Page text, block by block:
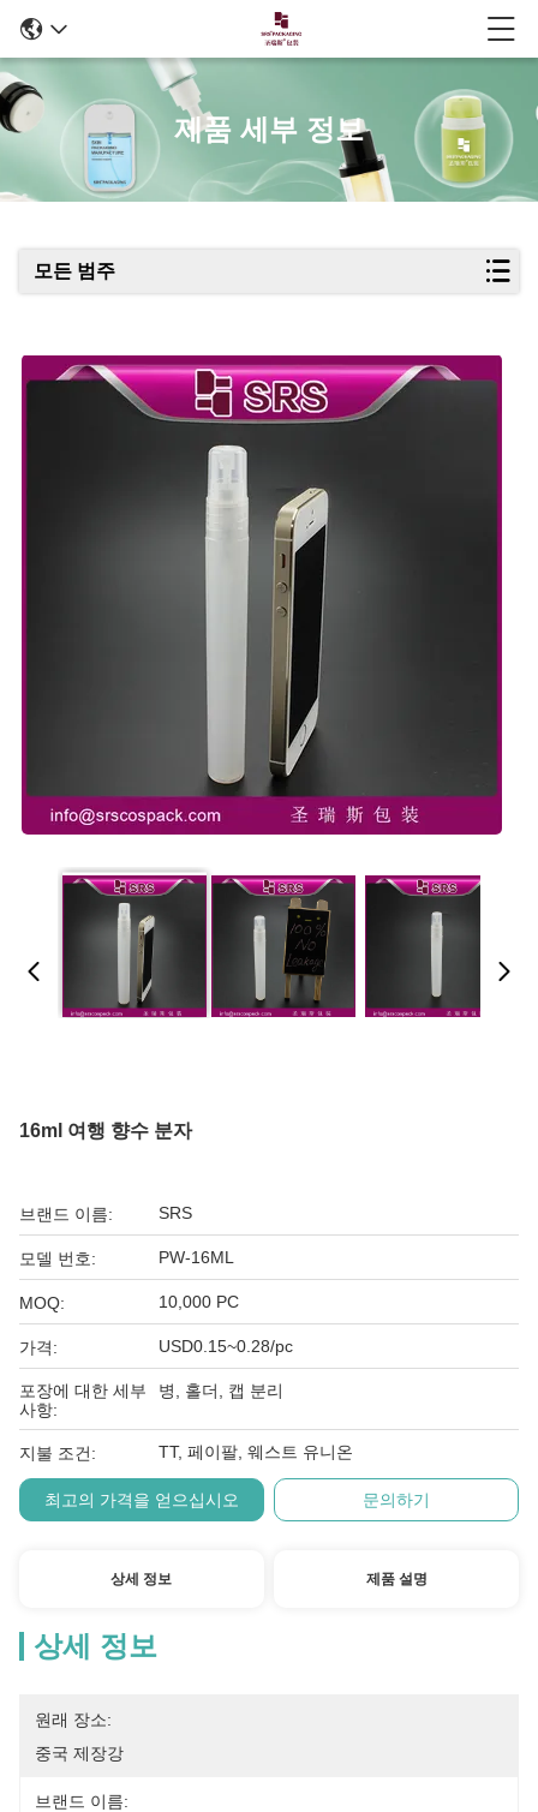
제품 세부 정보
모든 범주
16ml 여행 향수 분자
브랜드 이름: SRS
모델 번호: PW-16ML
MOQ: 10,000 PC
가격: USD0.15~0.28/pc
포장에 대한 세부
사항:
병, 홀더, 캡 분리
지불 조건: TT, 페이팔, 웨스트 유니온
최고의 가격을 얻으십시오 문의하기
상세 정보 제품 설명
상세 정보
원래 장소:
중국 제장강
브랜드 이름: